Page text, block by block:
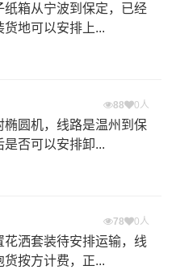
箱从宁波到保定，已经
地可以安排上...
88 0人
圆机，线路是温州到保
否可以安排卸...
78 0人
洒套装待安排运输，线
按方计费，正...